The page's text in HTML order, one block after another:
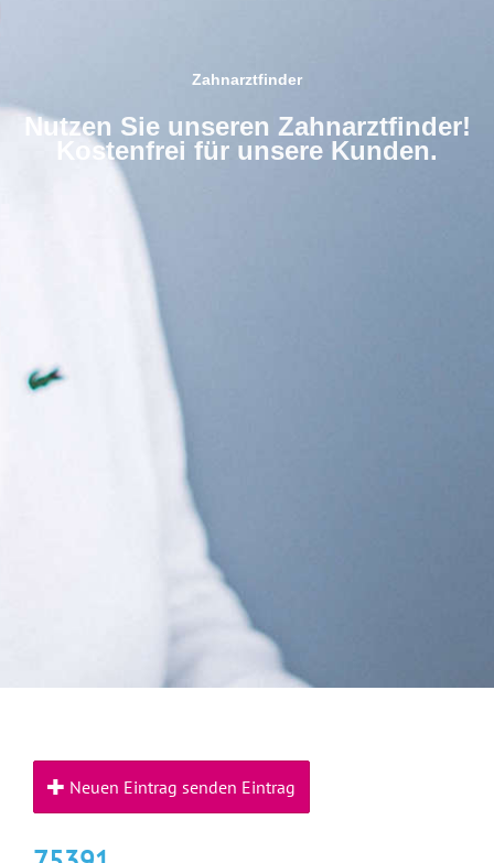
Zahnarztfinder
Nutzen Sie unseren Zahnarztfinder!
Kostenfrei für unsere Kunden.
Neuen Eintrag senden Eintrag